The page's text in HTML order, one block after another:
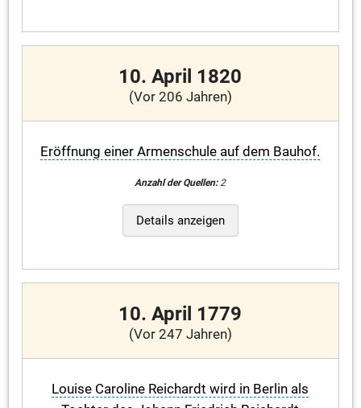
10. April 1820
(Vor 206 Jahren)
Eröffnung einer Armenschule auf dem Bauhof.
Anzahl der Quellen:2
Details anzeigen
10. April 1779
(Vor 247 Jahren)
Louise Caroline Reichardt wird in Berlin als